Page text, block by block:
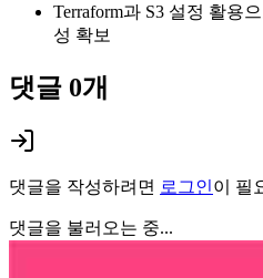
Terraform과 S3 설정 활용
성 확보
댓글 0개
댓글을 작성하려면 로그인이 필
댓글을 불러오는 중...